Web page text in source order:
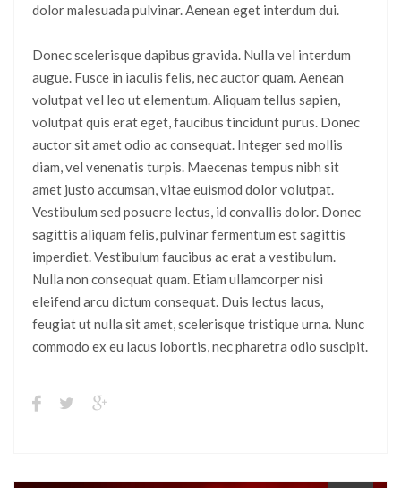
dolor malesuada pulvinar. Aenean eget interdum dui.
Donec scelerisque dapibus gravida. Nulla vel interdum
augue. Fusce in iaculis felis, nec auctor quam. Aenean
volutpat vel leo ut elementum. Aliquam tellus sapien,
volutpat quis erat eget, faucibus tincidunt purus. Donec
auctor sit amet odio ac consequat. Integer sed mollis
diam, vel venenatis turpis. Maecenas tempus nibh sit
amet justo accumsan, vitae euismod dolor volutpat.
Vestibulum sed posuere lectus, id convallis dolor. Donec
sagittis aliquam felis, pulvinar fermentum est sagittis
imperdiet. Vestibulum faucibus ac erat a vestibulum.
Nulla non consequat quam. Etiam ullamcorper nisi
eleifend arcu dictum consequat. Duis lectus lacus,
feugiat ut nulla sit amet, scelerisque tristique urna. Nunc
commodo ex eu lacus lobortis, nec pharetra odio suscipit.